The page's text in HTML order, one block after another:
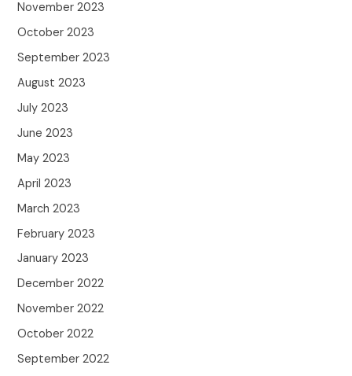
November 2023
October 2023
September 2023
August 2023
July 2023
June 2023
May 2023
April 2023
March 2023
February 2023
January 2023
December 2022
November 2022
October 2022
September 2022